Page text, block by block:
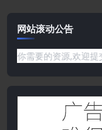
网站滚动公告
要的资源,欢迎提交工